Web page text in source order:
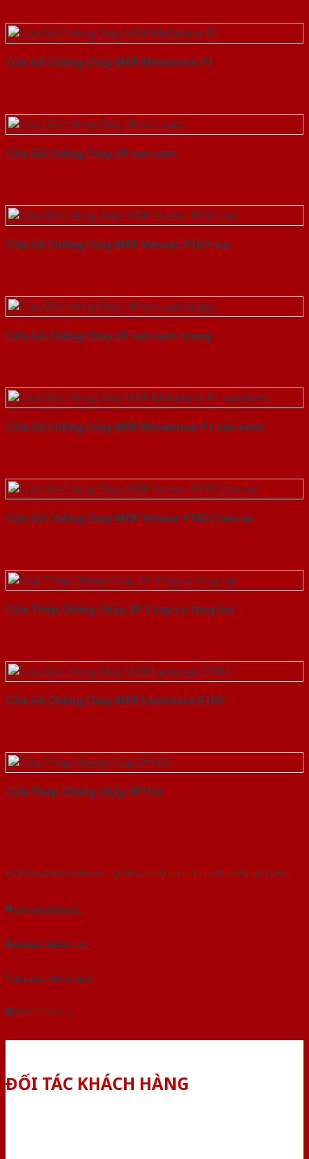
Cửa Gỗ Chống Cháy MDF Melamine P1
Cửa Gỗ Chống Cháy 2P son xam
Cửa Gỗ Chống Cháy MDF Veneer P1G1 soi
Cửa Gỗ Chống Cháy 2P son xam trang
Cửa Gỗ Chống Cháy MDF Melamine P1 van kem
Cửa Gỗ Chống Cháy MDF Veneer P1R2 Cam xe
Cửa Thép Chống Cháy 2P 2 tay co thuy luc
Cửa Gỗ Chống Cháy MDF Laminate P1R2
Cửa Thép Chống Cháy 2P1G2
Với kinh nghiệm nhiêu năm nghiên cứu cửa theo tiêu chuẩn công nghệ Châu
Gửi yêu cầu tư vấn
Tải báo giá tổng hợp
Yêu cầu gọi lại (3 phút)
Dành cho đại lý
ĐỐI TÁC KHÁCH HÀNG